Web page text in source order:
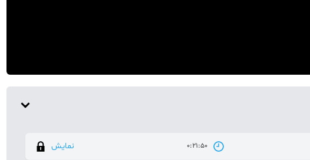
0:21:50 نمایش